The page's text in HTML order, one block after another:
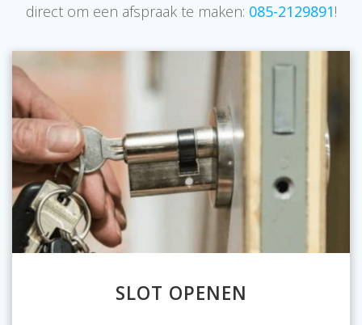
direct om een afspraak te maken: 085-2129891!
SLOT OPENEN